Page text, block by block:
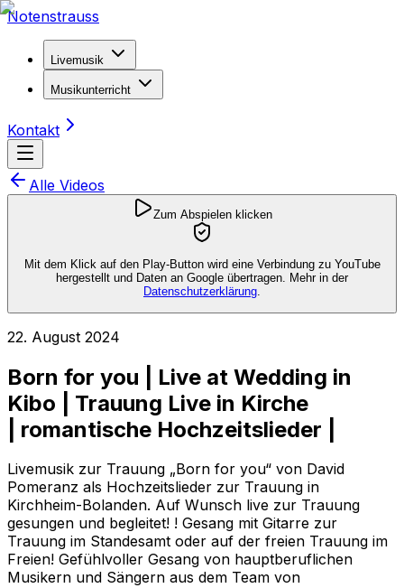
Notenstrauss
Livemusik
Musikunterricht
Kontakt
Alle Videos
Zum Abspielen klicken
Mit dem Klick auf den Play-Button wird eine Verbindung zu YouTube
hergestellt und Daten an Google übertragen. Mehr in der
Datenschutzerklärung.
22. August 2024
Born for you | Live at Wedding in
Kibo | Trauung Live in Kirche
| romantische Hochzeitslieder |
Livemusik zur Trauung „Born for you“ von David
Pomeranz als Hochzeitslieder zur Trauung in
Kirchheim-Bolanden. Auf Wunsch live zur Trauung
gesungen und begleitet! ! Gesang mit Gitarre zur
Trauung im Standesamt oder auf der freien Trauung im
Freien! Gefühlvoller Gesang von hauptberuflichen
Musikern und Sängern aus dem Team von